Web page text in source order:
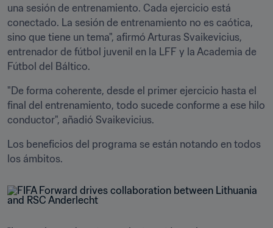
una sesión de entrenamiento. Cada ejercicio está
conectado. La sesión de entrenamiento no es caótica,
sino que tiene un tema", afirmó Arturas Svaikevicius,
entrenador de fútbol juvenil en la LFF y la Academia de
Fútbol del Báltico.
"De forma coherente, desde el primer ejercicio hasta el
final del entrenamiento, todo sucede conforme a ese hilo
conductor", añadió Svaikevicius.
Los beneficios del programa se están notando en todos
los ámbitos.